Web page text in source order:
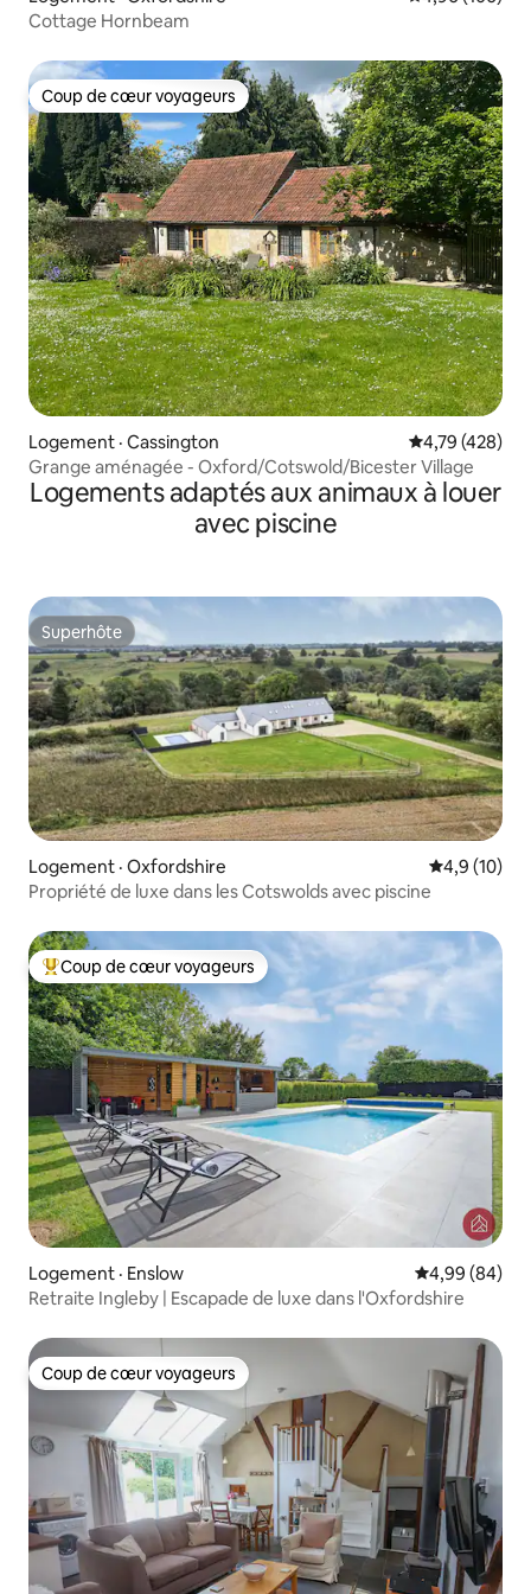
Cottage Hornbeam
Coup de cœur voyageurs
Coup de cœur voyageurs
Logement · Cassington Note
4,79 (428)
Grange aménagée - Oxford/Cotswold/Bicester Village
Logements adaptés aux animaux à louer
avec piscine
Superhôte
Superhôte
Logement · Oxfordshire Note
4,9 (10)
Propriété de luxe dans les Cotswolds avec piscine
Coup de cœur voyageurs parmi les plus aimés
Coup de cœur voyageurs
Logement · Enslow Note
4,99 (84)
Retraite Ingleby | Escapade de luxe dans l'Oxfordshire
Coup de cœur voyageurs
Coup de cœur voyageurs